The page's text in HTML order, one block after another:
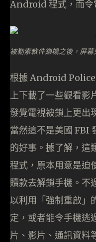
Android 程式，而令
被勒索軟件鎖機之後，屏
根據 Android Police
上下載了一些觀看影
發覺電視被鎖上更出
當然這不是美國 FBI
的好事。據了解，
程式，原本用意是迫
贖款去解鎖手機。不
以利用「強制重啟」
定，或者能令手機逃
片、影片、通訊資料